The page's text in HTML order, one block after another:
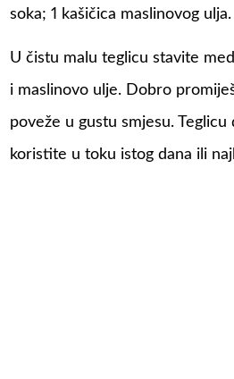
soka; 1 kašičica maslinovog ulja.
U čistu malu teglicu stavite
i maslinovo ulje. Dobro
poveže u gustu smjesu.
koristite u toku istog dana ili